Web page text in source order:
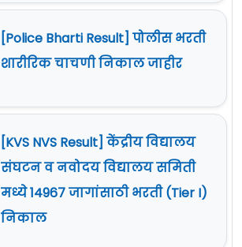
[Police Bharti Result] पोलीस भरती
शारीरिक चाचणी निकाल जाहीर
[KVS NVS Result] केंद्रीय विद्यालय
संघटन व नवोदय विद्यालय समिती
मध्ये 14967 जागांसाठी भरती (Tier I)
निकाल